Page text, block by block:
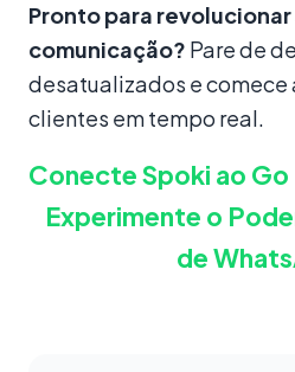
Pronto para
comunicação? Pare de
desatualizados e comece
clientes em tempo real.
Conecte Spoki ao Go
Experimente o
de